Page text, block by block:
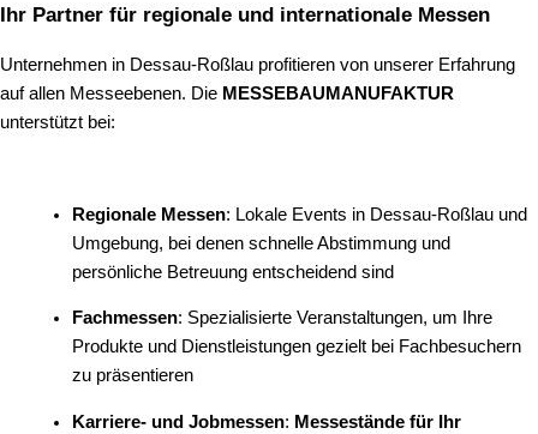
Ihr Partner für regionale und internationale Messen
Unternehmen in Dessau-Roßlau profitieren von unserer Erfahrung
auf allen Messeebenen. Die MESSEBAUMANUFAKTUR
unterstützt bei:
Regionale Messen: Lokale Events in Dessau-Roßlau und
Umgebung, bei denen schnelle Abstimmung und
persönliche Betreuung entscheidend sind
Fachmessen: Spezialisierte Veranstaltungen, um Ihre
Produkte und Dienstleistungen gezielt bei Fachbesuchern
zu präsentieren
Karriere- und Jobmessen: Messestände für Ihr